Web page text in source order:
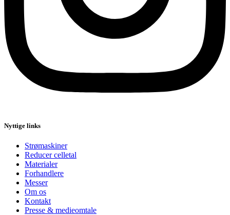
Nyttige links
Strømaskiner
Reducer celletal
Materialer
Forhandlere
Messer
Om os
Kontakt
Presse & medieomtale